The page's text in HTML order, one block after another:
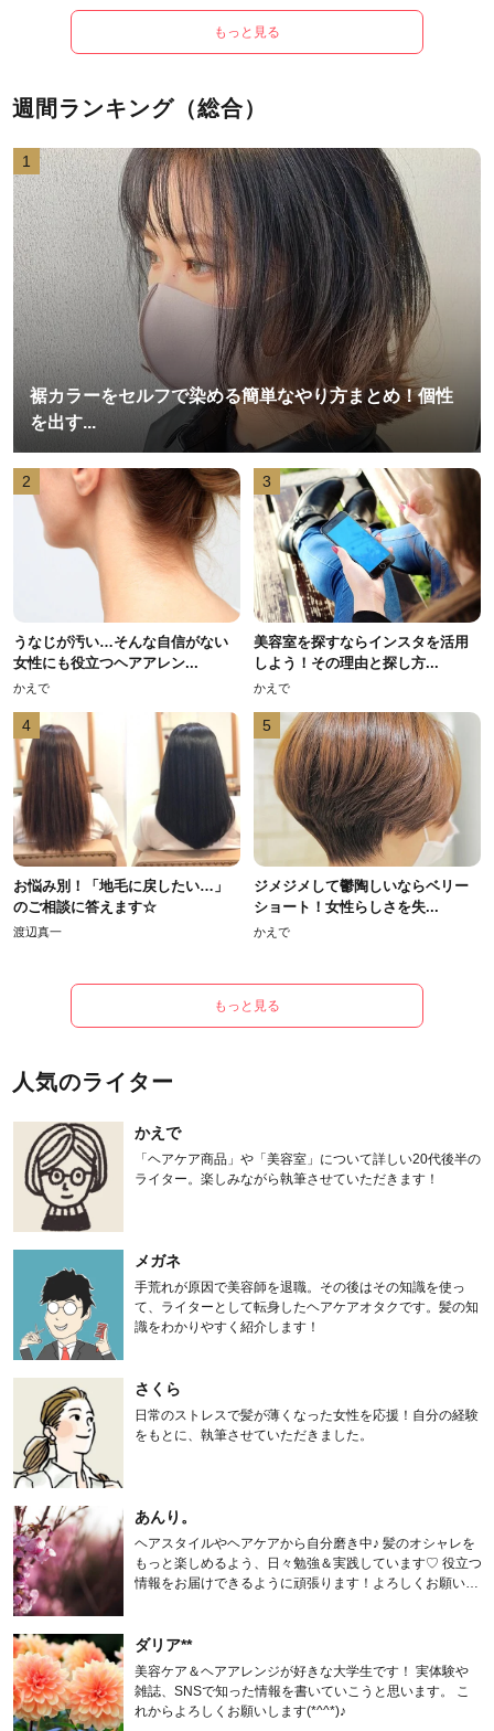
もっと見る
週間ランキング（総合）
1
裾カラーをセルフで染める簡単なやり方まとめ！個性
を出す...
2
うなじが汚い…そんな自信がない
女性にも役立つヘアアレン...
かえで
3
美容室を探すならインスタを活用
しよう！その理由と探し方...
かえで
4
お悩み別！「地毛に戻したい…」
のご相談に答えます☆
渡辺真一
5
ジメジメして鬱陶しいならベリー
ショート！女性らしさを失...
かえで
もっと見る
人気のライター
かえで
「ヘアケア商品」や「美容室」について詳しい20代後半の
ライター。楽しみながら執筆させていただきます！
メガネ
手荒れが原因で美容師を退職。その後はその知識を使っ
て、ライターとして転身したヘアケアオタクです。髪の知
識をわかりやすく紹介します！
さくら
日常のストレスで髪が薄くなった女性を応援！自分の経験
をもとに、執筆させていただきました。
あんり。
ヘアスタイルやヘアケアから自分磨き中♪ 髪のオシャレを
もっと楽しめるよう、日々勉強＆実践しています♡ 役立つ
情報をお届けできるように頑張ります！よろしくお願いし
ダリア**
美容ケア＆ヘアアレンジが好きな大学生です！ 実体験や
雑誌、SNSで知った情報を書いていこうと思います。 こ
れからよろしくお願いします(*^^*)♪